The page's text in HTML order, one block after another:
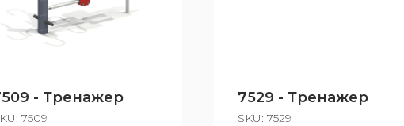
- Тренажер
7509
7529 - Тренажер
SKU: 7529